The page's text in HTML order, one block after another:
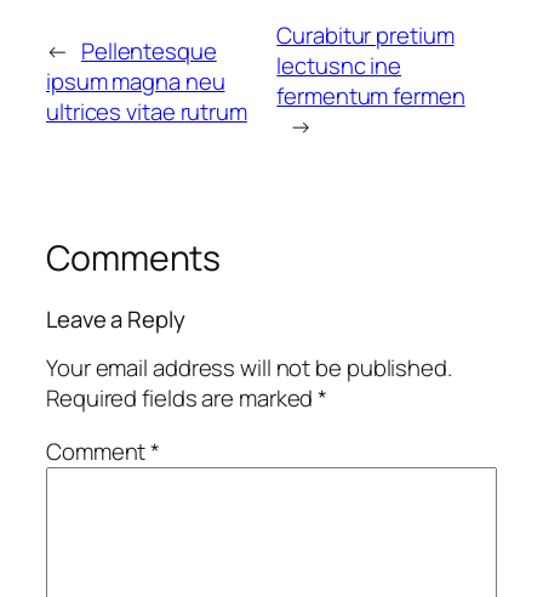
← Pellentesque
ipsum magna neu
ultrices vitae rutrum
Curabitur pretium
lectusnc ine
fermentum fermen
→
Comments
Leave a Reply
Your email address will not be published.
Required fields are marked*
Comment*